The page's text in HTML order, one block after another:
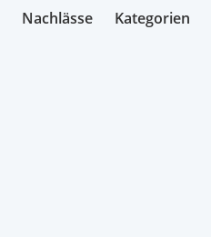
Nachlässe Kategorien